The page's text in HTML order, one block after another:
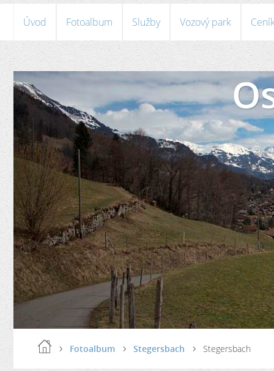
Úvod Fotoalbum Služby Vozový park
Fotoalbum Stegersbach Stegersbach